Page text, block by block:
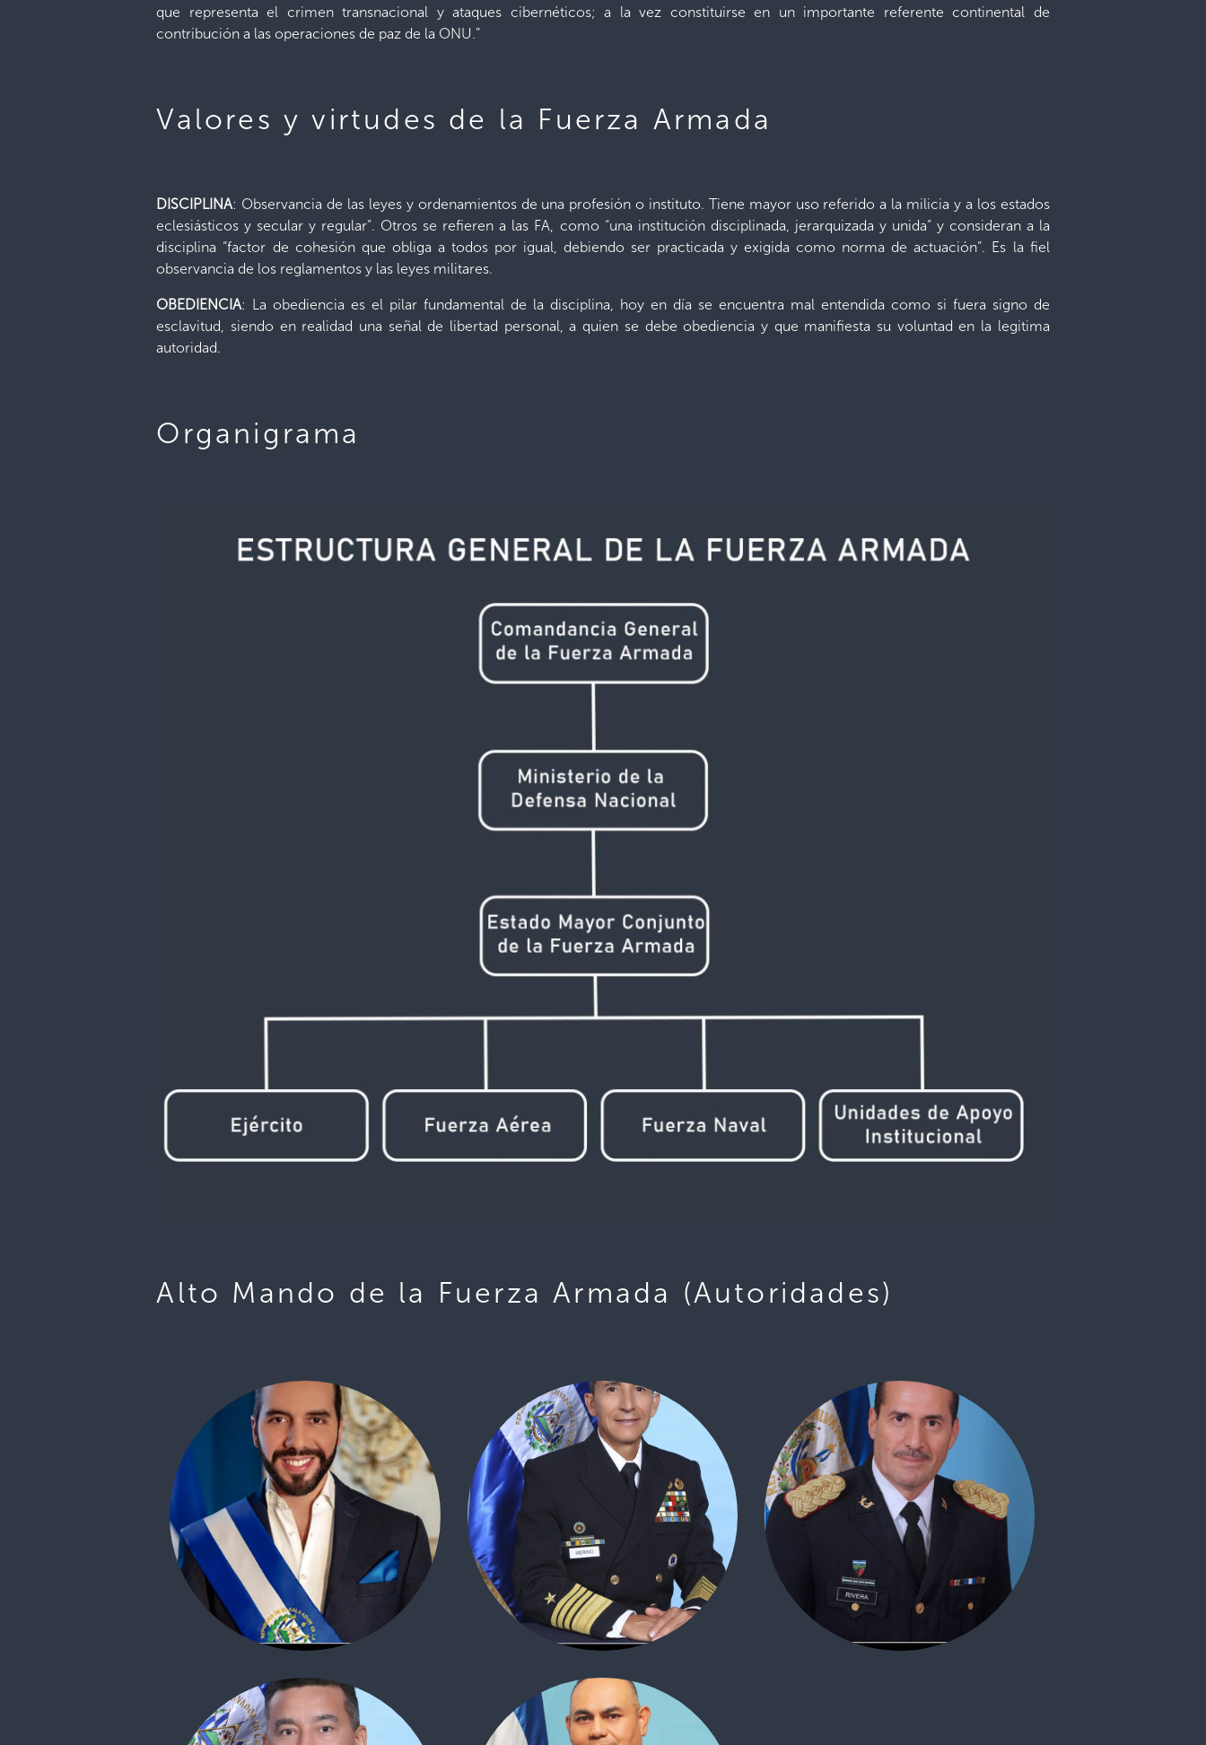
que representa el crimen transnacional y ataques cibernéticos; a la vez constituirse en un importante referente continental de
contribución a las operaciones de paz de la ONU.”
Valores y virtudes de la Fuerza Armada
DISCIPLINA: Observancia de las leyes y ordenamientos de una profesión o instituto. Tiene mayor uso referido a la milicia y a los estados
eclesiásticos y secular y regular”. Otros se refieren a las FA, como “una institución disciplinada, jerarquizada y unida” y consideran a la
disciplina “factor de cohesión que obliga a todos por igual, debiendo ser practicada y exigida como norma de actuación”. Es la fiel
observancia de los reglamentos y las leyes militares.
OBEDIENCIA: La obediencia es el pilar fundamental de la disciplina, hoy en día se encuentra mal entendida como si fuera signo de
esclavitud, siendo en realidad una señal de libertad personal, a quien se debe obediencia y que manifiesta su voluntad en la legitima
autoridad.
Organigrama
Alto Mando de la Fuerza Armada (Autoridades)